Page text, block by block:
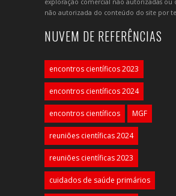
não autorizada do conteúdo do site por
NUVEM DE REFERÊNCIAS
encontros científicos 2023
encontros científicos 2024
encontros científicos MGF
reuniões científicas 2024
reuniões científicas 2023
cuidados de saúde primários